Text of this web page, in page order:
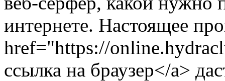
интернете. Настоящее
href="https://
ссылка на браузер</a>